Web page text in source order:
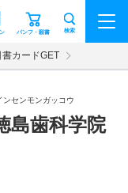
パンフ・願書 検索
カードGET
ンセンモンガッコウ
島歯科学院